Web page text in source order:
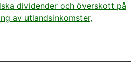
dividender och överskott på
av utlandsinkomster,